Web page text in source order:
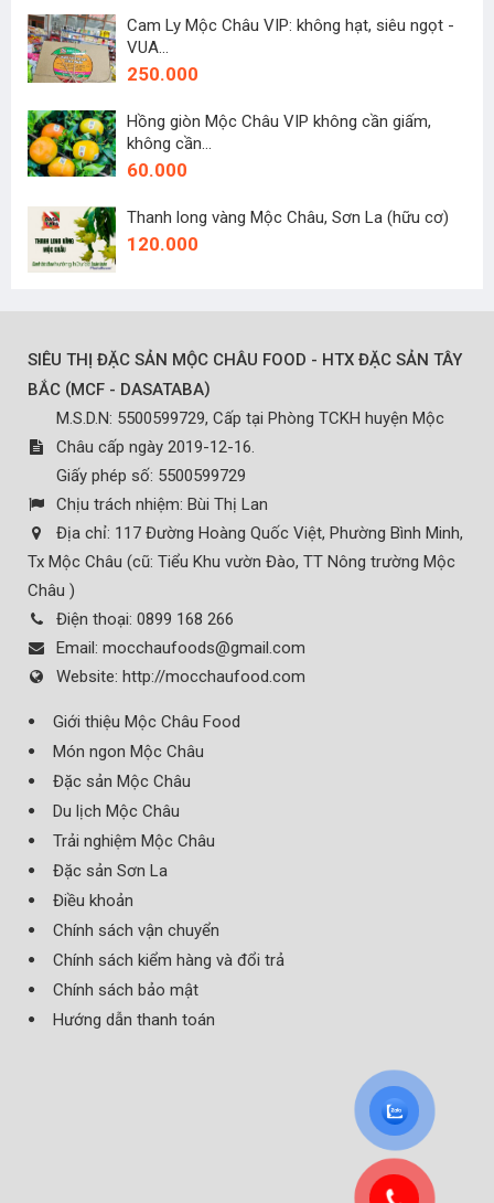
Cam Ly Mộc Châu VIP: không hạt, siêu ngọt -
VUA...
250.000
Hồng giòn Mộc Châu VIP không cần giấm,
không cần...
60.000
Thanh long vàng Mộc Châu, Sơn La (hữu cơ)
120.000
SIÊU THỊ ĐẶC SẢN MỘC CHÂU FOOD - HTX ĐẶC SẢN TÂY
BẮC (MCF - DASATABA)
M.S.D.N: 5500599729, Cấp tại Phòng TCKH huyện Mộc
Châu cấp ngày 2019-12-16.
Giấy phép số: 5500599729
Chịu trách nhiệm: Bùi Thị Lan
Địa chỉ: 117 Đường Hoàng Quốc Việt, Phường Bình Minh,
Tx Mộc Châu (cũ: Tiểu Khu vườn Đào, TT Nông trường Mộc
Châu )
Điện thoại: 0899 168 266
Email: mocchaufoods@gmail.com
Website: http://mocchaufood.com
Giới thiệu Mộc Châu Food
Món ngon Mộc Châu
Đặc sản Mộc Châu
Du lịch Mộc Châu
Trải nghiệm Mộc Châu
Đặc sản Sơn La
Điều khoản
Chính sách vận chuyển
Chính sách kiểm hàng và đổi trả
Chính sách bảo mật
Hướng dẫn thanh toán